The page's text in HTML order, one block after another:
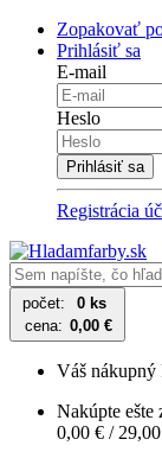
Zopakovať
Prihlásiť sa
E-mail
Heslo
Registrácia
počet:
0 ks
cena: 0,00 €
Váš nákupný
Nakúpte ešte
0,00 € /